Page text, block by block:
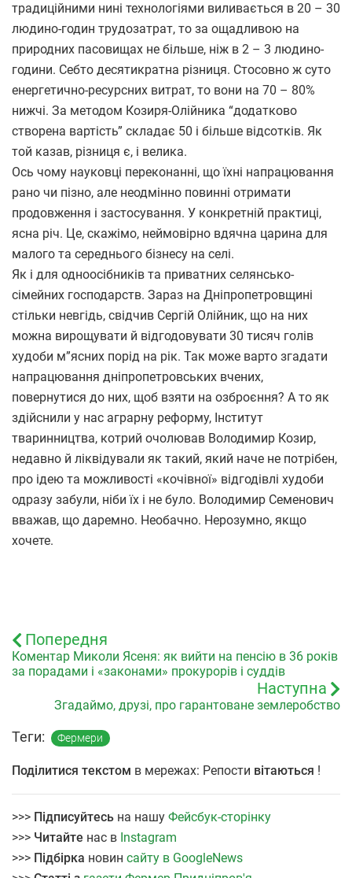
традиційними нині технологіями виливається в 20 – 30
людино-годин трудозатрат, то за ощадливою на
природних пасовищах не більше, ніж в 2 – 3 людино-
години. Себто десятикратна різниця. Стосовно ж суто
енергетично-ресурсних витрат, то вони на 70 – 80%
нижчі. За методом Козиря-Олійника “додатково
створена вартість” складає 50 і більше відсотків. Як
той казав, різниця є, і велика.
Ось чому науковці переконанні, що їхні напрацювання
рано чи пізно, але неодмінно повинні отримати
продовження і застосування. У конкретній практиці,
ясна річ. Це, скажімо, неймовірно вдячна царина для
малого та середнього бізнесу на селі.
Як і для одноосібників та приватних селянсько-
сімейних господарств. Зараз на Дніпропетровщині
стільки невгідь, свідчив Сергій Олійник, що на них
можна вирощувати й відгодовувати 30 тисяч голів
худоби м”ясних порід на рік. Так може варто згадати
напрацювання дніпропетровських вчених,
повернутися до них, щоб взяти на озброєння? А то як
здійснили у нас аграрну реформу, Інститут
тваринництва, котрий очолював Володимир Козир,
недавно й ліквідували як такий, який наче не потрібен,
про ідею та можливості «кочівної» відгодівлі худоби
одразу забули, ніби їх і не було. Володимир Семенович
вважав, що даремно. Необачно. Нерозумно, якщо
хочете.
Попередня
Коментар Миколи Ясеня: як вийти на пенсію в 36 років
за порадами і «законами» прокурорів і суддів
Наступна
Згадаймо, друзі, про гарантоване землеробство
Теги: Фермери
Поділитися текстом в мережах: Репости вітаються !
>>> Підписуйтесь на нашу Фейсбук-сторінку
>>> Читайте нас в Instagram
>>> Підбірка новин сайту в GoogleNews